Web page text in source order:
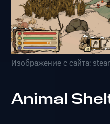
Изображение с сайта:
Animal